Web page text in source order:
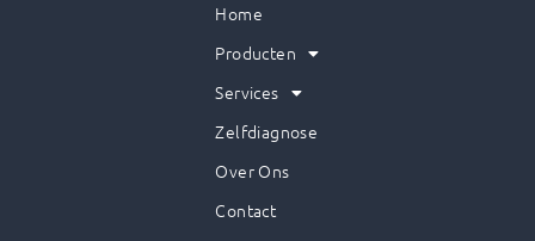
Home
Producten
Services
Zelfdiagnose
Over Ons
Contact